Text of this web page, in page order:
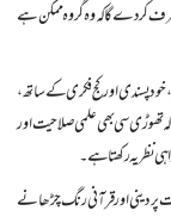
کر دے گا کہ وہ گروہ ممکن ہے
پسندی اور کج فکری کے ساتھ،
سی بھی علمی صلاحیت اور
نظریہ رکھتا ہے۔
پر دینی اور قرآنی رنگ چڑھانے